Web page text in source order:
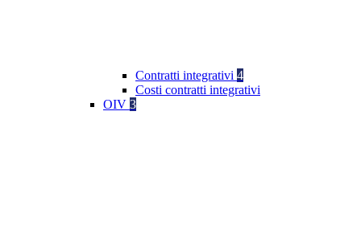
Contratti integrativi 4
Costi contratti integrativi
OIV 3